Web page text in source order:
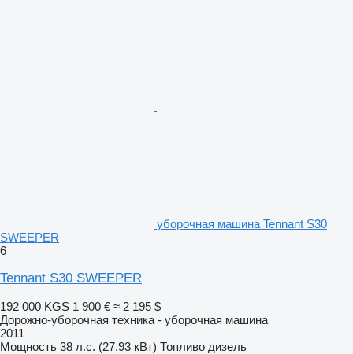
уборочная машина Tennant S30
SWEEPER
6
Tennant S30 SWEEPER
192 000 KGS 1 900 € ≈ 2 195 $
Дорожно-уборочная техника - уборочная машина
2011
Мощность 38 л.с. (27.93 кВт) Топливо дизель